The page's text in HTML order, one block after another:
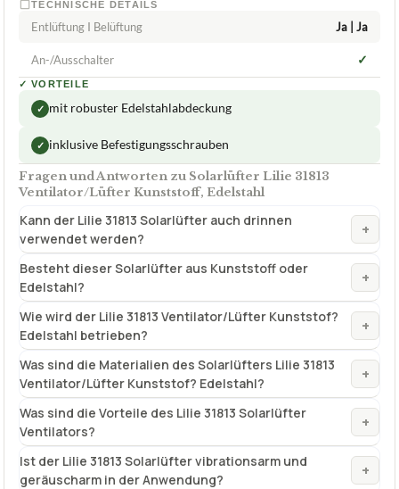
TECHNISCHE DETAILS
Entlüftung I Belüftung Ja | Ja
An-/Ausschalter ✓
✓ VORTEILE
✓ mit robuster Edelstahlabdeckung
✓ inklusive Befestigungsschrauben
Fragen und Antworten zu Solarlüfter Lilie 31813
Ventilator/Lüfter Kunststoff, Edelstahl
Kann der Lilie 31813 Solarlüfter auch drinnen
verwendet werden?
+
Besteht dieser Solarlüfter aus Kunststoff oder
Edelstahl?
+
Wie wird der Lilie 31813 Ventilator/Lüfter Kunststof?
Edelstahl betrieben?
+
Was sind die Materialien des Solarlüfters Lilie 31813
Ventilator/Lüfter Kunststof? Edelstahl?
+
Was sind die Vorteile des Lilie 31813 Solarlüfter
Ventilators?
+
Ist der Lilie 31813 Solarlüfter vibrationsarm und
geräuscharm in der Anwendung?
+